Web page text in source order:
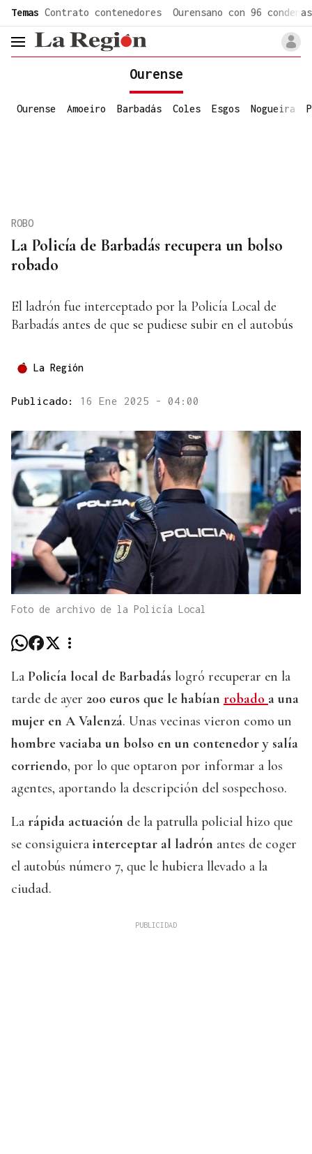
Temas Contrato contenedores Ourensano con 96 condenas
header.menu.open
Ourense
Ourense Amoeiro Barbadás Coles Esgos Nogueira
La Policía de Barbadás recupera un bolso
robado
ROBO
El ladrón fue interceptado por la Policía Local de
Barbadás antes de que se pudiese subir en el autobús
La Región
Publicado: 16 Ene 2025 - 04:00
Foto de archivo de la Policía Local
La Policía local de Barbadás logró recuperar en la
tarde de ayer 200 euros que le habían robado a una
mujer en A Valenzá. Unas vecinas vieron como un
hombre vaciaba un bolso en un contenedor y salía
corriendo, por lo que optaron por informar a los
agentes, aportando la descripción del sospechoso.
La rápida actuación de la patrulla policial hizo que
se consiguiera interceptar al ladrón antes de coger
el autobús número 7, que le hubiera llevado a la
ciudad.